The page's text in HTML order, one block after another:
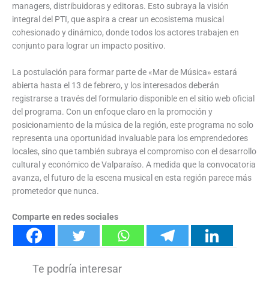
managers, distribuidoras y editoras. Esto subraya la visión
integral del PTI, que aspira a crear un ecosistema musical
cohesionado y dinámico, donde todos los actores trabajen en
conjunto para lograr un impacto positivo.
La postulación para formar parte de «Mar de Música» estará
abierta hasta el 13 de febrero, y los interesados deberán
registrarse a través del formulario disponible en el sitio web oficial
del programa. Con un enfoque claro en la promoción y
posicionamiento de la música de la región, este programa no solo
representa una oportunidad invaluable para los emprendedores
locales, sino que también subraya el compromiso con el desarrollo
cultural y económico de Valparaíso. A medida que la convocatoria
avanza, el futuro de la escena musical en esta región parece más
prometedor que nunca.
Comparte en redes sociales